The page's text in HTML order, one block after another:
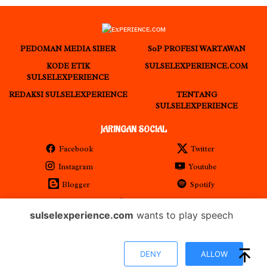
PEDOMAN MEDIA SIBER
S0P PROFESI WARTAWAN
KODE ETIK
SULSELEXPERIENCE
SULSELEXPERIENCE.COM
REDAKSI SULSELEXPERIENCE
TENTANG
SULSELEXPERIENCE
JARINGAN SOCIAL
Facebook
Twitter
Instagram
Youtube
Blogger
Spotify
𝐏𝐓 𝕰𝖝𝖕𝖊𝖗𝖎𝖊𝖓𝖈𝖊 𝕸𝖊𝖉𝖎𝖆 𝖀𝖙𝖆𝖒𝖆 𝕋𝕖𝕣𝕕𝕒𝕗𝕥𝕒𝕣 𝖊-𝕮𝖆𝖙𝖆𝖑𝖔𝖌 𝐁𝐞𝐥𝐚𝐧𝐣𝐚 𝐌𝐞𝐝𝐢𝐚
sulselexperience.com wants to play speech
DENY ALLOW